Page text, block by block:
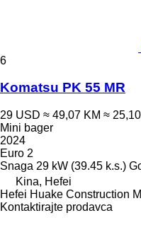
6
Komatsu PK 55 MR
29 USD ≈ 49,07 KM ≈
Mini bager
2024
Euro 2
Snaga 29 kW (39.45 k.s.)
Kina, Hefei
Hefei Huake Construction
Kontaktirajte prodavca